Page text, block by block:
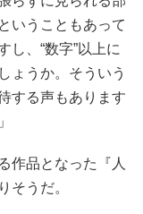
いうこともあって
し、“数字”以上に
ょうか。そういう
する声もあります
作品となった『人
そうだ。